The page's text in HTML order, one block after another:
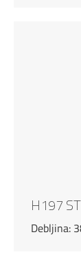
H197
Debljina: